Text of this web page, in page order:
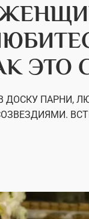
ЭТО
ДОСКУ ПАРНИ,